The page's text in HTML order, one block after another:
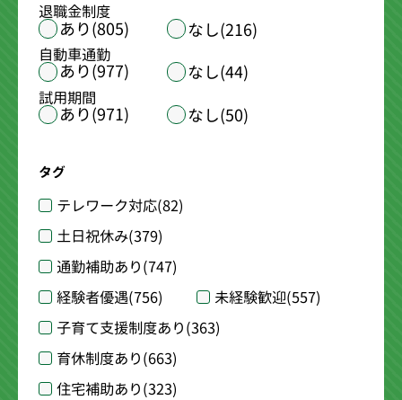
退職金制度
あり(805) なし(216)
自動車通勤
あり(977) なし(44)
試用期間
あり(971) なし(50)
タグ
テレワーク対応(82)
土日祝休み(379)
通勤補助あり(747)
経験者優遇(756) 未経験歓迎(557)
子育て支援制度あり(363)
育休制度あり(663)
住宅補助あり(323)